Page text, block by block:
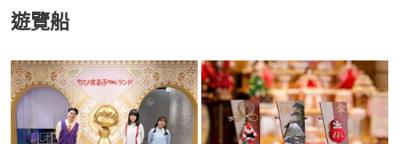
遊覽船